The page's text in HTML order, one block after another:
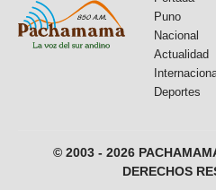
Puno
Nacional
Actualidad
Deportes
© 2003 - 2026
DERECHOS